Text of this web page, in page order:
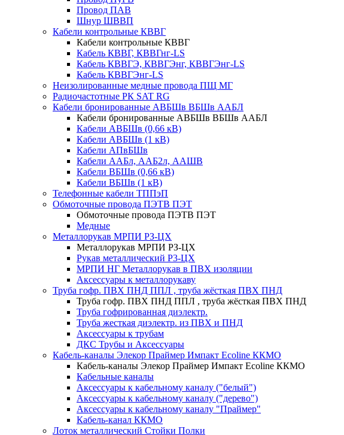
Провод ПАВ
Шнур ШВВП
Кабели контрольные КВВГ
Кабели контрольные КВВГ
Кабель КВВГ, КВВГнг-LS
Кабель КВВГЭ, КВВГЭнг, КВВГЭнг-LS
Кабель КВВГЭнг-LS
Неизолированные медные провода ПЩ МГ
Радиочастотные РК SAT RG
Кабели бронированные АВБШв ВБШв ААБЛ
Кабели бронированные АВБШв ВБШв ААБЛ
Кабели АВБШв (0,66 кВ)
Кабели АВБШв (1 кВ)
Кабели АПвБШв
Кабели ААБл, ААБ2л, ААШВ
Кабели ВБШв (0,66 кВ)
Кабели ВБШв (1 кВ)
Телефонные кабели ТППэП
Обмоточные провода ПЭТВ ПЭТ
Обмоточные провода ПЭТВ ПЭТ
Медные
Металлорукав МРПИ РЗ-ЦХ
Металлорукав МРПИ РЗ-ЦХ
Рукав металлический Р3-ЦХ
МРПИ НГ Металлорукав в ПВХ изоляции
Аксессуары к металлорукаву
Труба гофр. ПВХ ПНД ППЛ , труба жёсткая ПВХ ПНД
Труба гофр. ПВХ ПНД ППЛ , труба жёсткая ПВХ ПНД
Труба гофрированная диэлектр.
Труба жесткая диэлектр. из ПВХ и ПНД
Аксессуары к трубам
ДКС Трубы и Аксессуары
Кабель-каналы Элекор Праймер Импакт Ecoline ККМО
Кабель-каналы Элекор Праймер Импакт Ecoline ККМО
Кабельные каналы
Аксессуары к кабельному каналу ("белый")
Аксессуары к кабельному каналу ("дерево")
Аксессуары к кабельному каналу "Праймер"
Кабель-канал ККМО
Лоток металлический Стойки Полки